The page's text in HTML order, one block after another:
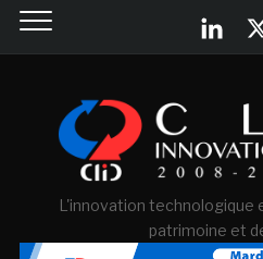
L'innovation technologique
patrimoine et